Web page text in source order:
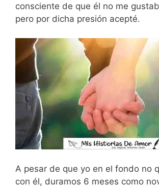
consciente de que él no me
pero por dicha presión acepté.
A pesar de que yo en el fondo no
con él, duramos 6 meses como